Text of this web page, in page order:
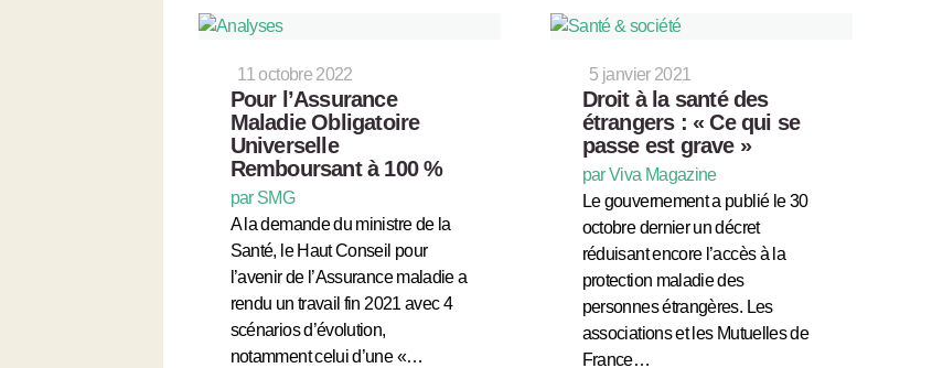
11 octobre 2022
Pour l’Assurance
Maladie Obligatoire
Universelle
Remboursant à 100 %
par SMG
A la demande du ministre de la
Santé, le Haut Conseil pour
l’avenir de l’Assurance maladie a
rendu un travail fin 2021 avec 4
scénarios d’évolution,
notamment celui d’une «…
5 janvier 2021
Droit à la santé des
étrangers : « Ce qui se
passe est grave »
par Viva Magazine
Le gouvernement a publié le 30
octobre dernier un décret
réduisant encore l’accès à la
protection maladie des
personnes étrangères. Les
associations et les Mutuelles de
France…